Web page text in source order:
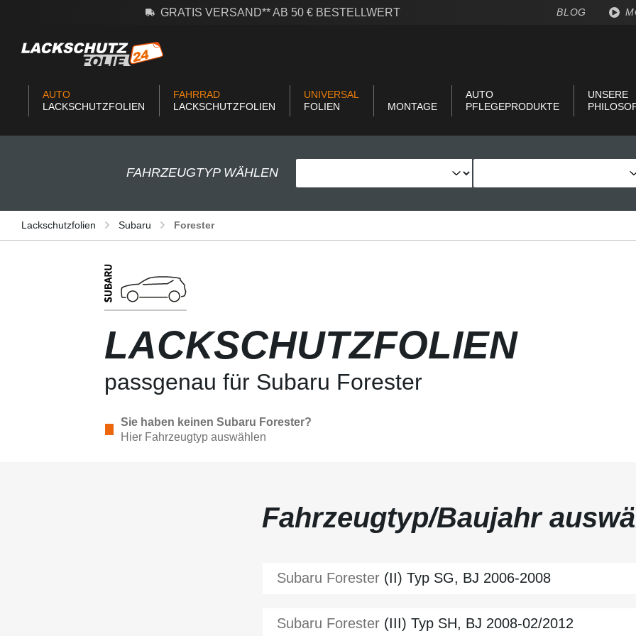
Zur Hauptnavigation springenGRATIS VERSAND** AB 50 € BESTELLWERT BLOG
AUTO
LACKSCHUTZFOLIEN
FAHRRAD
LACKSCHUTZFOLIEN
UNIVERSAL
FOLIEN
MONTAGE
AUTO
PFLEGEPRODUKTE
UNSERE
FAHRZEUGTYP WÄHLEN
Lackschutzfolien Subaru Forester
LACKSCHUTZFOLIEN
passgenau für Subaru Forester
Sie haben keinen Subaru Forester?
Hier Fahrzeugtyp auswählen
Fahrzeugtyp/Baujahr
Subaru Forester (II) Typ SG, BJ 2006-2008
Subaru Forester (III) Typ SH, BJ 2008-02/2012